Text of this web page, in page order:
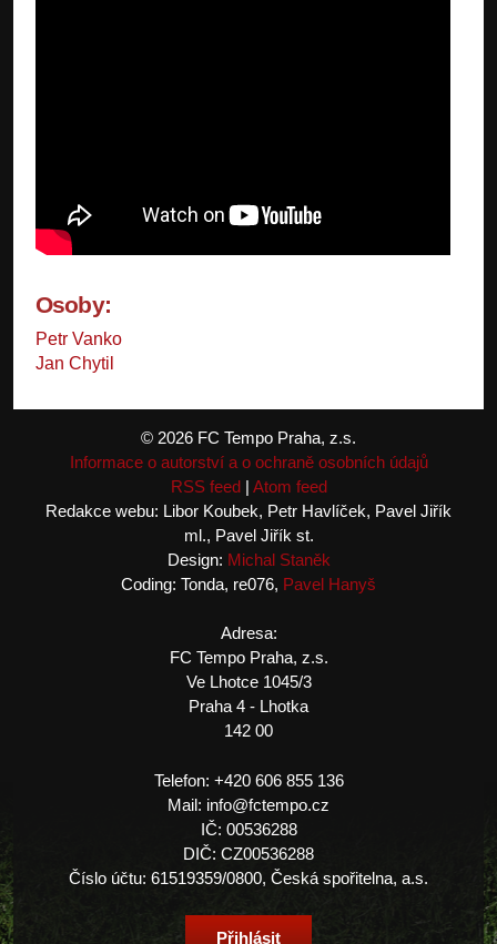
Osoby:
Petr Vanko
Jan Chytil
© 2026 FC Tempo Praha, z.s.
Informace o autorství a o ochraně osobních údajů
RSS feed| Atom feed
Redakce webu: Libor Koubek, Petr Havlíček, Pavel Jiřík
ml., Pavel Jiřík st.
Design: Michal Staněk
Coding: Tonda, re076, Pavel Hanyš
Adresa:
FC Tempo Praha, z.s.
Ve Lhotce 1045/3
Praha 4 - Lhotka
142 00
Telefon: +420 606 855 136
Mail: info@fctempo.cz
IČ: 00536288
DIČ: CZ00536288
Číslo účtu: 61519359/0800, Česká spořitelna, a.s.
Přihlásit